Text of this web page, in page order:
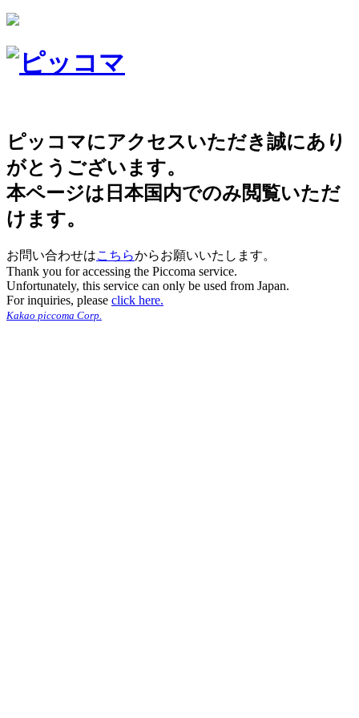
ピッコマにアクセスいただき誠にあり
がとうございます。
本ページは日本国内でのみ閲覧いただ
けます。
お問い合わせはこちらからお願いいたします。
Thank you for accessing the Piccoma service.
Unfortunately, this service can only be used from Japan.
For inquiries, please click here.
Kakao piccoma Corp.